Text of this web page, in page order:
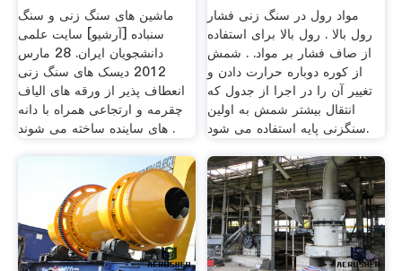
ماشین های سنگ زنی و سنگ
سنباده [آرشیو] سایت علمی
دانشجویان ایران. 28 مارس
2012 دیسک های سنگ زنی
انعطاف پذیر از ورقه های الیاف
چقرمه و ارتجاعی همراه با دانه
های ساینده ساخته می شوند .
مواد رول در سنگ زنی فشار
رول بالا . رول بالا برای استفاده
از صاف فشار بر مواد. . شمش
از کوره دوباره حرارت دادن و
تغییر آن را در اجرا از جدول که
انتقال بیشتر شمش به اولین
سنگزنی پایه استفاده می شود.